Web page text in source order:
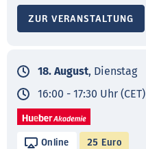
ZUR VERANSTALTUNG
18. August, Dienstag
16:00 - 17:30 Uhr (CET)
Online 25 Euro